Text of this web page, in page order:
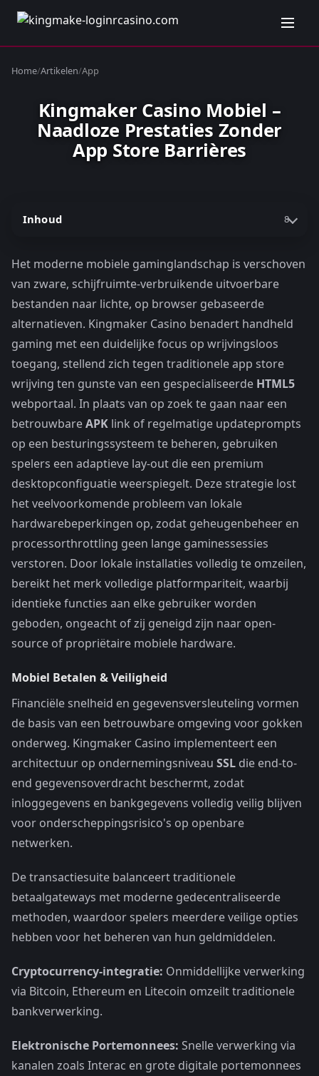
Home/Artikelen/App
Kingmaker Casino Mobiel –
Naadloze Prestaties Zonder
App Store Barrières
Inhoud 8
Het moderne mobiele gaminglandschap is verschoven
van zware, schijfruimte-verbruikende uitvoerbare
bestanden naar lichte, op browser gebaseerde
alternatieven. Kingmaker Casino benadert handheld
gaming met een duidelijke focus op wrijvingsloos
toegang, stellend zich tegen traditionele app store
wrijving ten gunste van een gespecialiseerde HTML5
webportaal. In plaats van op zoek te gaan naar een
betrouwbareAPK link of regelmatige updateprompts
op een besturingssysteem te beheren, gebruiken
spelers een adaptieve lay-out die een premium
desktopconfiguatie weerspiegelt. Deze strategie lost
het veelvoorkomende probleem van lokale
hardwarebeperkingen op, zodat geheugenbeheer en
processorthrottling geen lange gaminessessies
verstoren. Door lokale installaties volledig te omzeilen,
bereikt het merk volledige platformpariteit, waarbij
identieke functies aan elke gebruiker worden
geboden, ongeacht of zij geneigd zijn naar open-
source of propriëtaire mobiele hardware.
Mobiel Betalen & Veiligheid
Financiële snelheid en gegevensversleuteling vormen
de basis van een betrouwbare omgeving voor gokken
onderweg. Kingmaker Casino implementeert een
architectuur op ondernemingsniveau SSL die end-to-
end gegevensoverdracht beschermt, zodat
inloggegevens en bankgegevens volledig veilig blijven
voor onderscheppingsrisico's op openbare
netwerken.
De transactiesuite balanceert traditionele
betaalgateways met moderne gedecentraliseerde
methoden, waardoor spelers meerdere veilige opties
hebben voor het beheren van hun geldmiddelen.
Cryptocurrency-integratie: Onmiddellijke verwerking
via Bitcoin, Ethereum en Litecoin omzeilt traditionele
bankverwerking.
Elektronische Portemonnees: Snelle verwerking via
kanalen zoals Interac en grote digitale portemonnees